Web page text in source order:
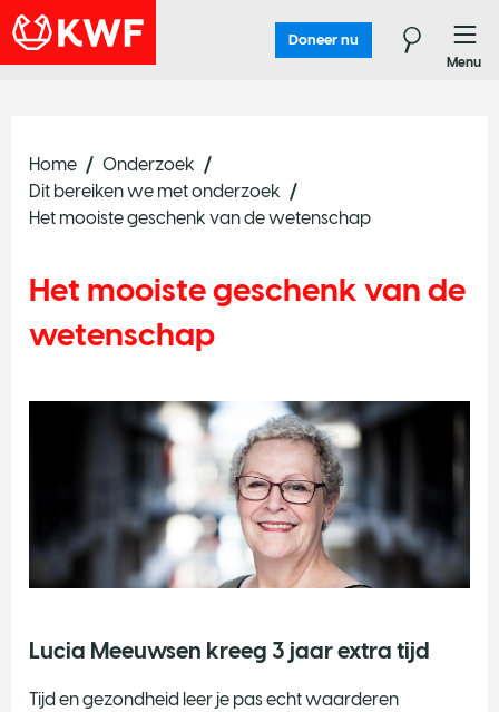
Doneer nu
Menu
Home
Onderzoek
Dit bereiken we met onderzoek
Het mooiste geschenk van de wetenschap
Het mooiste geschenk van de
wetenschap
Lucia Meeuwsen kreeg 3 jaar extra tijd
​Tijd en gezondheid leer je pas echt waarderen